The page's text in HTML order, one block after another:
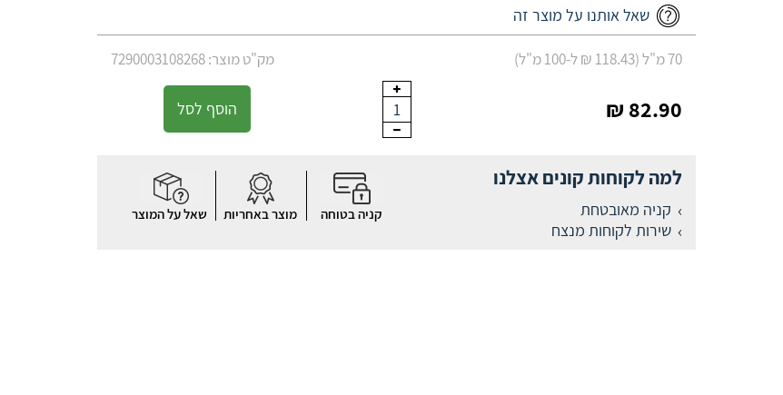
שאל אותנו על מוצר זה
70 מ"ל (118.43 ₪ ל-100 מ"ל) מק"ט מוצר: 7290003108268
82.90 ₪
1 הוסף לסל
למה לקוחות קונים אצלנו
קניה מאובטחת
שירות לקוחות מנצח
קניה בטוחה מוצר באחריות שאל על המוצר